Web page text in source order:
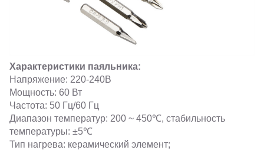
Характеристики паяльника:
Напряжение: 220-240В
Мощность: 60 Вт
Частота: 50 Гц/60 Гц
Диапазон температур: 200 ~ 450℃, стабильность
температуры: ±5℃
Тип нагрева: керамический элемент;